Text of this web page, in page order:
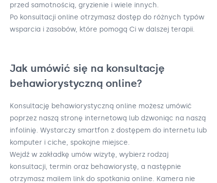
przed samotnością, gryzienie i wiele innych.
Po konsultacji online otrzymasz dostęp do różnych typów
wsparcia i zasobów, które pomogą Ci w dalszej terapii.
Jak umówić się na konsultację
behawiorystyczną online?
Konsultację behawiorystyczną online możesz umówić
poprzez naszą stronę internetową lub dzwoniąc na naszą
infolinię. Wystarczy smartfon z dostępem do internetu lub
komputer i ciche, spokojne miejsce.
Wejdź w zakładkę umów wizytę, wybierz rodzaj
konsultacji, termin oraz behawiorystę, a następnie
otrzymasz mailem link do spotkania online. Kamera nie